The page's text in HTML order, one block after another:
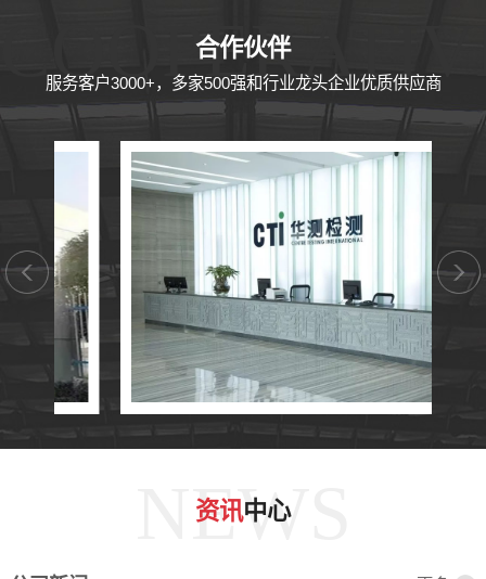
合作伙伴
服务客户3000+，多家500强和行业龙头企业优质供应商
NEWS
资讯中心